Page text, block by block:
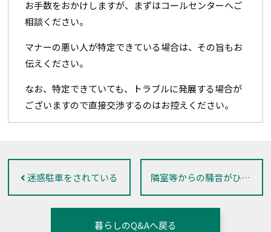
お手数をおかけしますが、まずはコールセンターへご
相談ください。
マナーの悪い人が特定できている場合は、その旨もお
伝えください。
なお、特定できていても、トラブルに発展する場合が
ございますので直接交渉するのはお控えください。
迷惑駐車をされている
暮らしのQ&Aへ戻る
隣室等からの騒音がひどい